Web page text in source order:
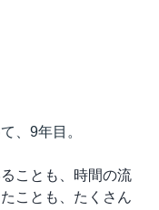
、9年目。
ことも、時間の流
ことも、たくさん